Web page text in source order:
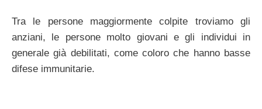
Tra le persone maggiormente colpite troviamo gli
anziani, le persone molto giovani e gli individui in
generale già debilitati, come coloro che hanno basse
difese immunitarie.